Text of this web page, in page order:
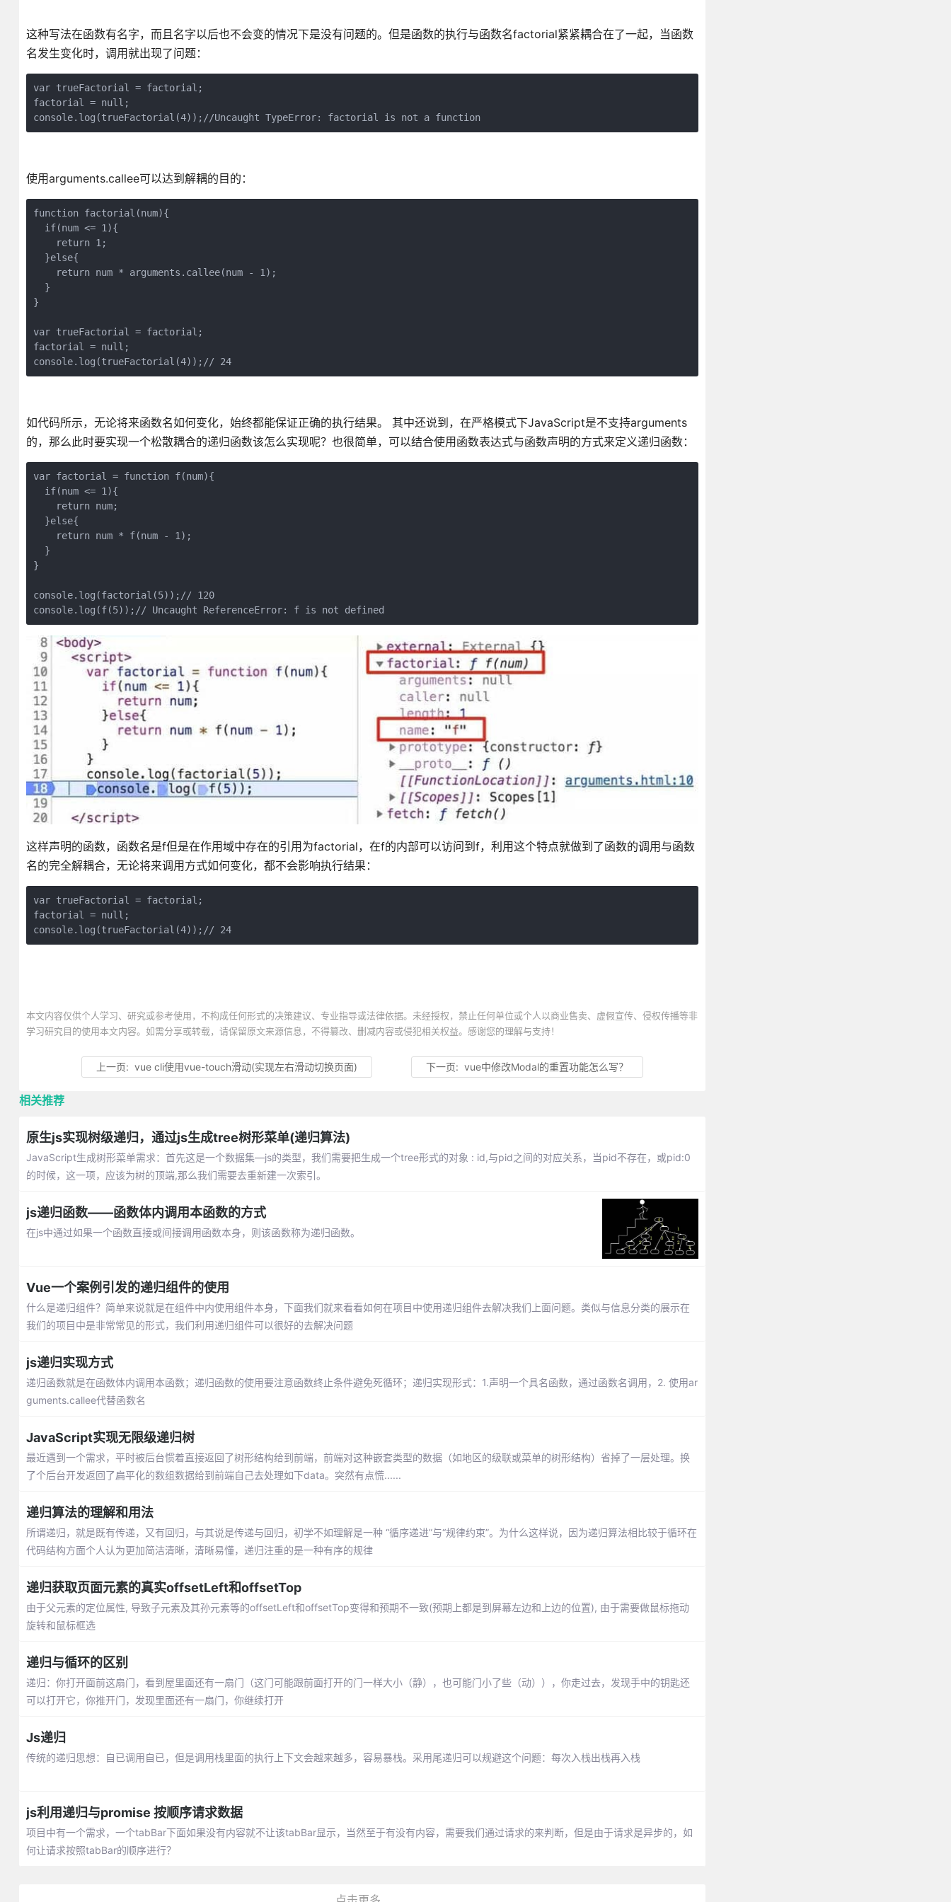
这种写法在函数有名字，而且名字以后也不会变的情况下是没有问题的。但是函数的执行与函数名factorial紧紧耦合在了一起，当函数
名发生变化时，调用就出现了问题：
var trueFactorial = factorial;
factorial = null;
console.log(trueFactorial(4));//Uncaught TypeError: factorial is not a function
使用arguments.callee可以达到解耦的目的：
function factorial(num){
  if(num <= 1){
    return 1;
  }else{
    return num * arguments.callee(num - 1);
  }
}
var trueFactorial = factorial;
factorial = null;
console.log(trueFactorial(4));// 24
如代码所示，无论将来函数名如何变化，始终都能保证正确的执行结果。 其中还说到，在严格模式下JavaScript是不支持arguments
的，那么此时要实现一个松散耦合的递归函数该怎么实现呢？也很简单，可以结合使用函数表达式与函数声明的方式来定义递归函数：
var factorial = function f(num){
  if(num <= 1){
    return num;
  }else{
    return num * f(num - 1);
  }
}
console.log(factorial(5));// 120
这样声明的函数，函数名是f但是在作用域中存在的引用为factorial，在f的内部可以访问到f，利用这个特点就做到了函数的调用与函数
名的完全解耦合，无论将来调用方式如何变化，都不会影响执行结果：
var trueFactorial = factorial;
factorial = null;
console.log(trueFactorial(4));// 24
本文内容仅供个人学习、研究或参考使用，不构成任何形式的决策建议、专业指导或法律依据。未经授权，禁止任何单位或个人以商业售卖、虚假宣传、侵权传播等非
学习研究目的使用本文内容。如需分享或转载，请保留原文来源信息，不得篡改、删减内容或侵犯相关权益。感谢您的理解与支持！
上一页: vue cli使用vue-touch滑动(实现左右滑动切换页面) 下一页: vue中修改Modal的重置功能怎么写？
相关推荐
原生js实现树级递归，通过js生成tree树形菜单(递归算法)
JavaScript生成树形菜单需求：首先这是一个数据集—js的类型，我们需要把生成一个tree形式的对象 : id,与pid之间的对应关系，当pid不存在，或pid:0
的时候，这一项，应该为树的顶端,那么我们需要去重新建一次索引。
js递归函数——函数体内调用本函数的方式
在js中通过如果一个函数直接或间接调用函数本身，则该函数称为递归函数。
Vue一个案例引发的递归组件的使用
什么是递归组件？简单来说就是在组件中内使用组件本身，下面我们就来看看如何在项目中使用递归组件去解决我们上面问题。类似与信息分类的展示在
我们的项目中是非常常见的形式，我们利用递归组件可以很好的去解决问题
js递归实现方式
递归函数就是在函数体内调用本函数；递归函数的使用要注意函数终止条件避免死循环；递归实现形式：1.声明一个具名函数，通过函数名调用，2. 使用ar
guments.callee代替函数名
JavaScript实现无限级递归树
最近遇到一个需求，平时被后台惯着直接返回了树形结构给到前端，前端对这种嵌套类型的数据（如地区的级联或菜单的树形结构）省掉了一层处理。换
了个后台开发返回了扁平化的数组数据给到前端自己去处理如下data。突然有点慌......
递归算法的理解和用法
所谓递归，就是既有传递，又有回归，与其说是传递与回归，初学不如理解是一种 “循序递进”与“规律约束”。为什么这样说，因为递归算法相比较于循环在
代码结构方面个人认为更加简洁清晰，清晰易懂，递归注重的是一种有序的规律
递归获取页面元素的真实offsetLeft和offsetTop
由于父元素的定位属性, 导致子元素及其孙元素等的offsetLeft和offsetTop变得和预期不一致(预期上都是到屏幕左边和上边的位置), 由于需要做鼠标拖动
旋转和鼠标框选
递归与循环的区别
递归：你打开面前这扇门，看到屋里面还有一扇门（这门可能跟前面打开的门一样大小（静），也可能门小了些（动）），你走过去，发现手中的钥匙还
可以打开它，你推开门，发现里面还有一扇门，你继续打开
Js递归
传统的递归思想：自已调用自已，但是调用栈里面的执行上下文会越来越多，容易暴栈。采用尾递归可以规避这个问题：每次入栈出栈再入栈
js利用递归与promise 按顺序请求数据
项目中有一个需求，一个tabBar下面如果没有内容就不让该tabBar显示，当然至于有没有内容，需要我们通过请求的来判断，但是由于请求是异步的，如
何让请求按照tabBar的顺序进行？